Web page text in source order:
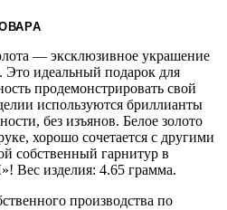
— эксклюзивное украшение
идеальный подарок для
продемонстрировать свой
используются бриллианты
без изъянов. Белое золото
хорошо сочетается с другими
собственный гарнитур в
Вес изделия: 4.65 грамма.
производства по